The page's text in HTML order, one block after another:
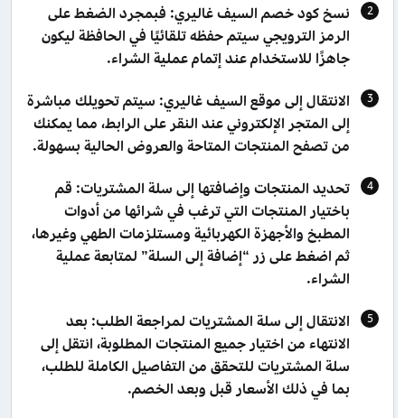
نسخ كود خصم السيف غاليري: فبمجرد الضغط على
الرمز الترويجي سيتم حفظه تلقائيًا في الحافظة ليكون
جاهزًا للاستخدام عند إتمام عملية الشراء.
الانتقال إلى موقع السيف غاليري: سيتم تحويلك مباشرة
إلى المتجر الإلكتروني عند النقر على الرابط، مما يمكنك
من تصفح المنتجات المتاحة والعروض الحالية بسهولة.
تحديد المنتجات وإضافتها إلى سلة المشتريات: قم
باختيار المنتجات التي ترغب في شرائها من أدوات
المطبخ والأجهزة الكهربائية ومستلزمات الطهي وغيرها،
ثم اضغط على زر “إضافة إلى السلة” لمتابعة عملية
الشراء.
الانتقال إلى سلة المشتريات لمراجعة الطلب: بعد
الانتهاء من اختيار جميع المنتجات المطلوبة، انتقل إلى
سلة المشتريات للتحقق من التفاصيل الكاملة للطلب،
بما في ذلك الأسعار قبل وبعد الخصم.